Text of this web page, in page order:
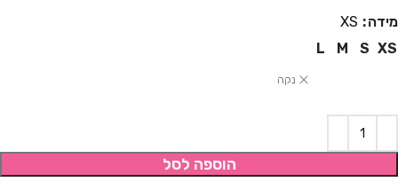
מידה
XS
XS
S
M
L
נקה
הוספה לסל